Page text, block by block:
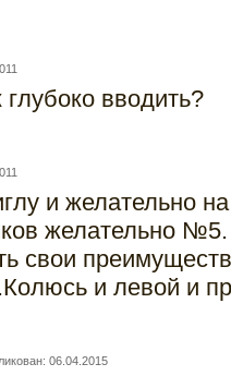
вводить?
и желательно
желательно
свои
и левой и
06.04.2015